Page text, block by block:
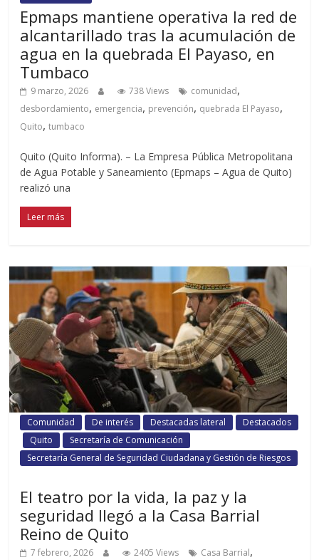
Epmaps mantiene operativa la red de
alcantarillado tras la acumulación de
agua en la quebrada El Payaso, en
Tumbaco
9 marzo, 2026 738 Views comunidad,
desbordamiento, emergencia, prevención, quebrada El Payaso,
Quito,tumbaco
Quito (Quito Informa). – La Empresa Pública Metropolitana
de Agua Potable y Saneamiento (Epmaps – Agua de Quito)
realizó una
Leer más
Comunidad De interés Destacadas lateral
Destacados
Quito
Secretaría de Comunicación
Secretaría General de Seguridad Ciudadana y Gestión de Riesgos
El teatro por la vida, la paz y la
seguridad llegó a la Casa Barrial
Reino de Quito
7 febrero, 2026 2405 Views Casa Barrial,